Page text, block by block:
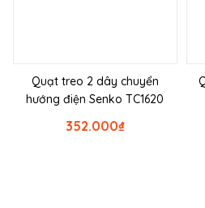
Quạt treo 2 dây chuyển
hướng điện Senko TC1620
₫
352.000